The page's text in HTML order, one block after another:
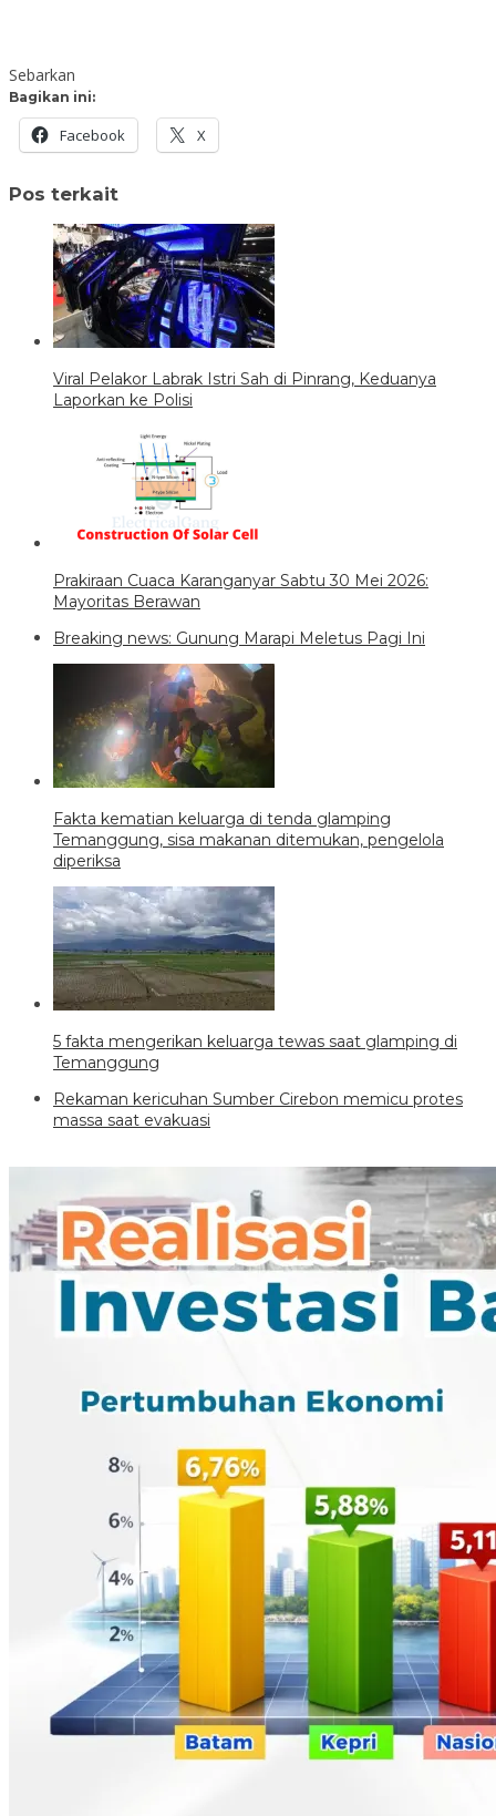
Sebarkan
Bagikan ini:
Facebook X
Pos terkait
Viral Pelakor Labrak Istri Sah di Pinrang, Keduanya
Laporkan ke Polisi
Prakiraan Cuaca Karanganyar Sabtu 30 Mei 2026:
Mayoritas Berawan
Breaking news: Gunung Marapi Meletus Pagi Ini
Fakta kematian keluarga di tenda glamping
Temanggung, sisa makanan ditemukan, pengelola
diperiksa
5 fakta mengerikan keluarga tewas saat glamping di
Temanggung
Rekaman kericuhan Sumber Cirebon memicu protes
massa saat evakuasi